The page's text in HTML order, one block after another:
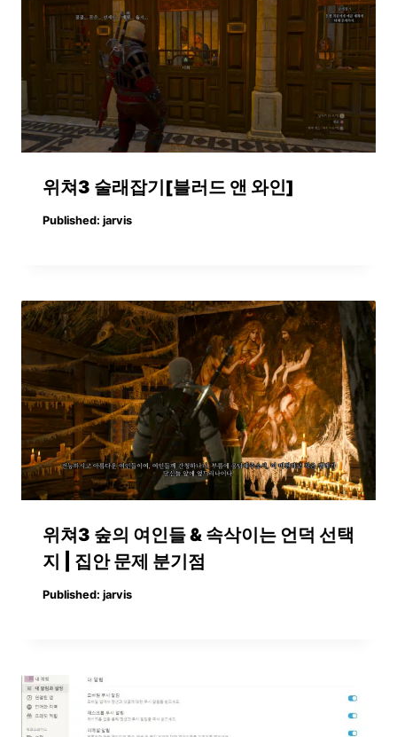
위쳐3 술래잡기[블러드 앤 와인]
Published: jarvis
위쳐3 숲의 여인들 & 속삭이는 언덕 선택
지 | 집안 문제 분기점
Published: jarvis